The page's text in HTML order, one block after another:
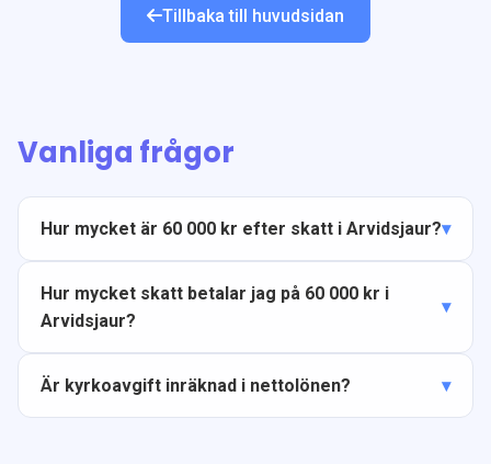
Tillbaka till huvudsidan
Vanliga frågor
Hur mycket är 60 000 kr efter skatt i Arvidsjaur?
Hur mycket skatt betalar jag på 60 000 kr i
Arvidsjaur?
Är kyrkoavgift inräknad i nettolönen?